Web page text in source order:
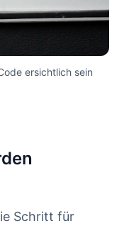
ersichtlich sein
Schritt für